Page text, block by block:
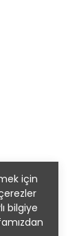
için
bilgiye